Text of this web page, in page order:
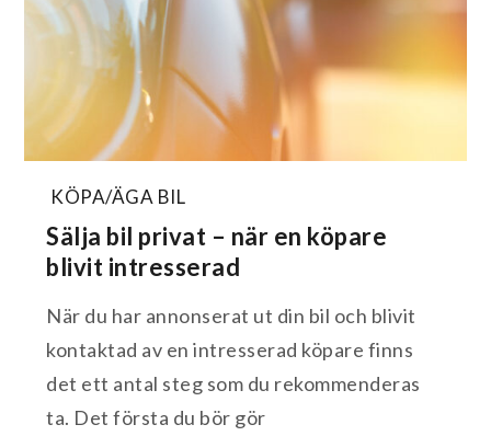
KÖPA/ÄGA BIL
Sälja bil privat – när en köpare
blivit intresserad
När du har annonserat ut din bil och blivit
kontaktad av en intresserad köpare finns
det ett antal steg som du rekommenderas
ta. Det första du bör gör